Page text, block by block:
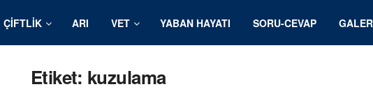
ÇIFTLIK ARI VET YABAN HAYATI SORU-CEVAP
Etiket: kuzulama